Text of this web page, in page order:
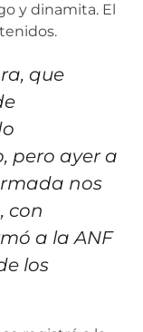
y dinamita. El
que
pero ayer a
nos
con
a la ANF
los